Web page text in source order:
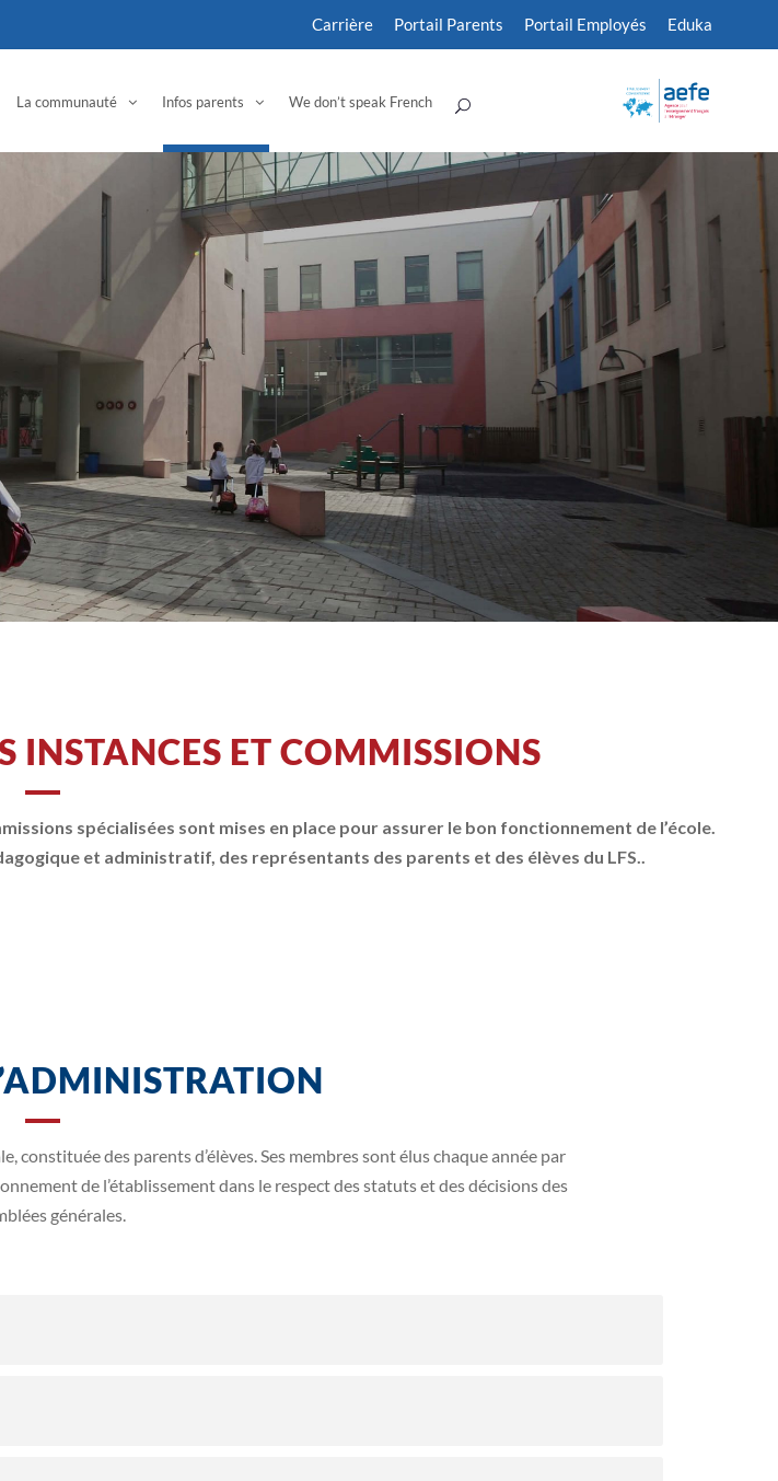
Carrière Portail Parents Portail Employés Eduka
La communauté Infos parents We don’t speak French
INSTANCES ET COMMISSIONS
spécialisées sont mises en place pour assurer le bon fonctionnement de l’école.
et administratif, des représentants des parents et des élèves du LFS..
constituée des parents d’élèves. Ses membres sont élus chaque année par
de l’établissement dans le respect des statuts et des décisions des
générales.